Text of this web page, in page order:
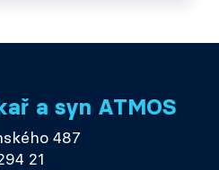
a syn ATMOS
487
21